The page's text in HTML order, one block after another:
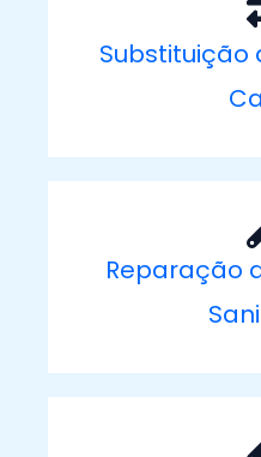
Substituição
Reparação